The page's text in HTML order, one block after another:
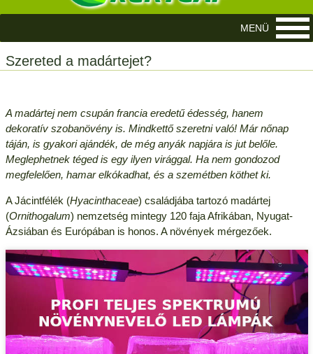
Szereted a madártejet?
A madártej nem csupán francia eredetű édesség, hanem
dekoratív szobanövény is. Mindkettő szeretni való! Már nőnap
táján, is gyakori ajándék, de még anyák napjára is jut belőle.
Meglephetnek téged is egy ilyen virággal. Ha nem gondozod
megfelelően, hamar elkókadhat, és a szemétben köthet ki.
A Jácintfélék (Hyacinthaceae) családjába tartozó madártej
(Ornithogalum) nemzetség mintegy 120 faja Afrikában, Nyugat-
Ázsiában és Európában is honos. A növények mérgezőek.